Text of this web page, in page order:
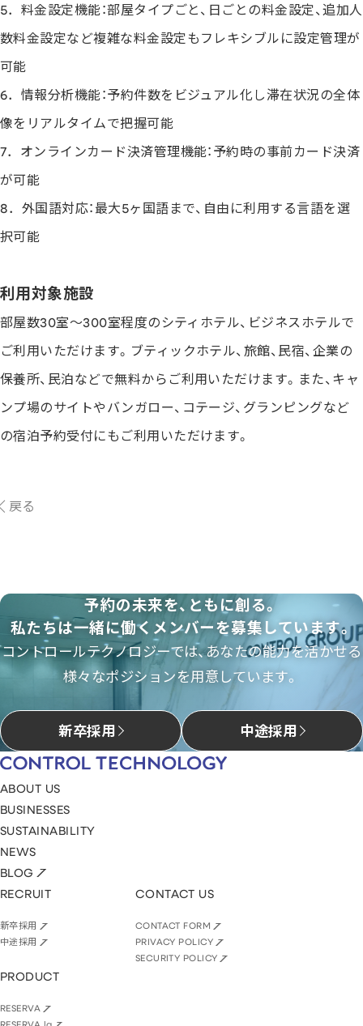
5．料金設定機能：部屋タイプごと、日ごとの料金設定、追加人
数料金設定など複雑な料金設定もフレキシブルに設定管理が
可能
6．情報分析機能：予約件数をビジュアル化し滞在状況の全体
像をリアルタイムで把握可能
7．オンラインカード決済管理機能：予約時の事前カード決済
が可能
8．外国語対応：最大5ヶ国語まで、自由に利用する言語を選
択可能
利用対象施設
部屋数30室～300室程度のシティホテル、ビジネスホテルで
ご利用いただけます。ブティックホテル、旅館、民宿、企業の
保養所、民泊などで無料からご利用いただけます。また、キャ
ンプ場のサイトやバンガロー、コテージ、グランピングなど
の宿泊予約受付にもご利用いただけます。
戻る
予約の未来を、ともに創る。
私たちは一緒に働くメンバーを募集しています。
コントロールテクノロジーでは、あなたの能力を活かせる
様々なポジションを用意しています。
新卒採用 中途採用
ABOUT US
BUSINESSES
SUSTAINABILITY
NEWS
BLOG
RECRUIT
新卒採用
中途採用
CONTACT US
CONTACT FORM
PRIVACY POLICY
SECURITY POLICY
PRODUCT
RESERVA